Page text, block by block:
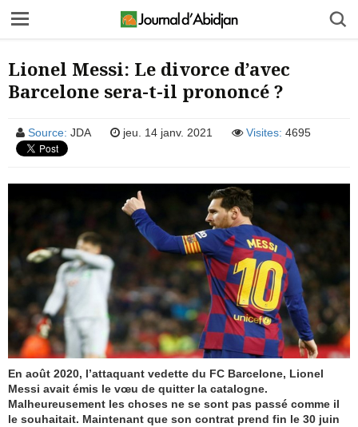
Lionel Messi: Le divorce d’avec
Barcelone sera-t-il prononcé ?
Source: JDA jeu. 14 janv. 2021 Visites: 4695
En août 2020, l’attaquant vedette du FC Barcelone, Lionel
Messi avait émis le vœu de quitter la catalogne.
Malheureusement les choses ne se sont pas passé comme il
le souhaitait. Maintenant que son contrat prend fin le 30 juin